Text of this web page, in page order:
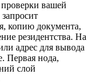
вашей
копию документа,
резидентства. На
адрес для вывода
Первая нода,
слой